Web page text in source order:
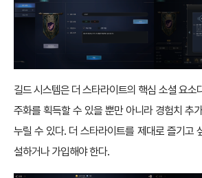
길드 시스템은 더 스타라이트의 핵심 소셜 요소
주화를 획득할 수 있을 뿐만 아니라 경험치 추
누릴 수 있다. 더 스타라이트를 제대로 즐기고
설하거나 가입해야 한다.